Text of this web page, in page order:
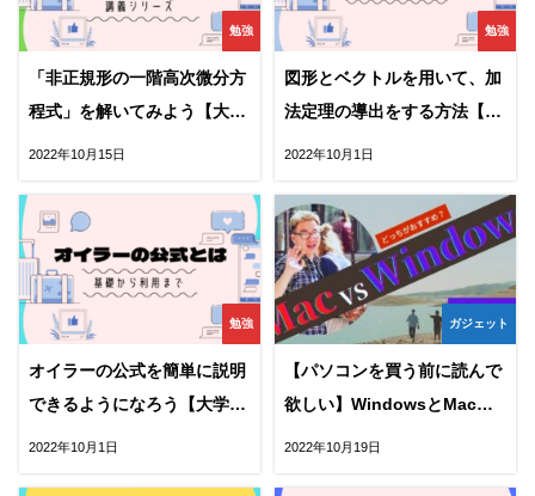
勉強
「非正規形の一階高次微分方
程式」を解いてみよう【大学
数学の基礎】
2022年10月15日
勉強
図形とベクトルを用いて、加
法定理の導出をする方法【高
校数学】
2022年10月1日
勉強
オイラーの公式を簡単に説明
できるようになろう【大学数
学の基礎】
2022年10月1日
ガジェット
【パソコンを買う前に読んで
欲しい】WindowsとMac、
どっちがおすすめ？両方使っ
2022年10月19日